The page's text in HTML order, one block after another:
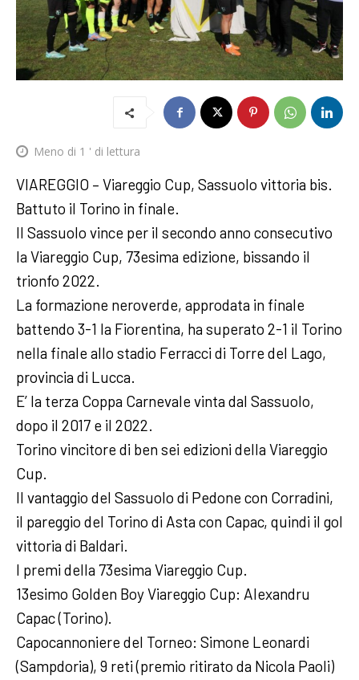
Meno di 1 ' di lettura
VIAREGGIO – Viareggio Cup, Sassuolo vittoria bis.
Battuto il Torino in finale.
ll Sassuolo vince per il secondo anno consecutivo
la Viareggio Cup, 73esima edizione, bissando il
trionfo 2022.
La formazione neroverde, approdata in finale
battendo 3-1 la Fiorentina, ha superato 2-1 il Torino
nella finale allo stadio Ferracci di Torre del Lago,
provincia di Lucca.
E’ la terza Coppa Carnevale vinta dal Sassuolo,
dopo il 2017 e il 2022.
Torino vincitore di ben sei edizioni della Viareggio
Cup.
Il vantaggio del Sassuolo di Pedone con Corradini,
il pareggio del Torino di Asta con Capac, quindi il gol
vittoria di Baldari.
I premi della 73esima Viareggio Cup.
13esimo Golden Boy Viareggio Cup: Alexandru
Capac (Torino).
Capocannoniere del Torneo: Simone Leonardi
(Sampdoria), 9 reti (premio ritirato da Nicola Paoli)